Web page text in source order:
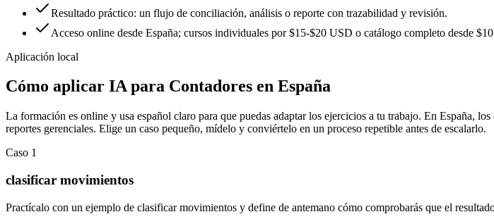
Resultado práctico: un flujo de conciliación, análisis o reporte con trazabilidad y revisión.
Acceso online desde España; cursos individuales por $15-$20 USD o catálogo completo desde
Aplicación local
Cómo aplicar IA para Contadores en España
La formación es online y usa español claro para que puedas adaptar los ejercicios a tu trabajo. En España, los
reportes gerenciales. Elige un caso pequeño, mídelo y conviértelo en un proceso repetible antes de escalarlo.
Caso 1
clasificar movimientos
Practícalo con un ejemplo de clasificar movimientos y define de antemano cómo comprobarás que el